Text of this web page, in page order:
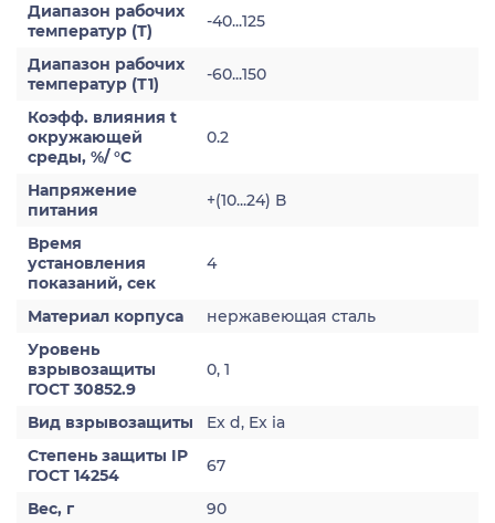
Диапазон рабочих
температур (Т)
-40...125
Диапазон рабочих
температур (Т1)
-60...150
Коэфф. влияния t
окружающей
среды, %/ °С
0.2
Напряжение
питания
+(10...24) В
Время
установления
показаний, сек
4
Материал корпуса
нержавеющая сталь
Уровень
взрывозащиты
ГОСТ 30852.9
0, 1
Вид взрывозащиты
Ex d, Ex ia
Степень защиты IP
ГОСТ 14254
67
Вес, г
90